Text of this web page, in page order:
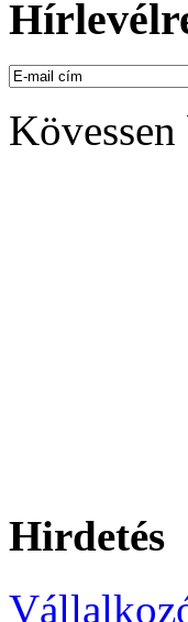
Hirdetés